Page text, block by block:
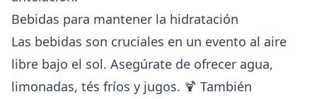
Bebidas para mantener la hidratación
Las bebidas son cruciales en un evento al aire
libre bajo el sol. Asegúrate de ofrecer agua,
limonadas, tés fríos y jugos. 🍹 También